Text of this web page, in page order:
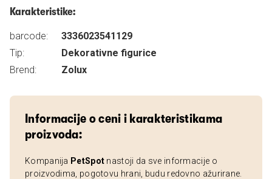
Karakteristike:
barcode:
3336023541129
Tip:
Dekorativne figurice
Brend:
Zolux
Informacije o ceni i karakteristikama
proizvoda:
Kompanija PetSpot nastoji da sve informacije o
proizvodima, pogotovu hrani, budu redovno ažurirane.